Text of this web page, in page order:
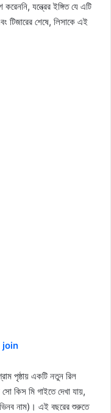
যন্ত্রের ইঙ্গিত যে এটি
টিজারের শেষে, লিসাকে এই
join
পৃষ্ঠায় একটি নতুন রিল
কিস মি গাইতে দেখা যায়,
নাম)। এই বছরের শুরুতে